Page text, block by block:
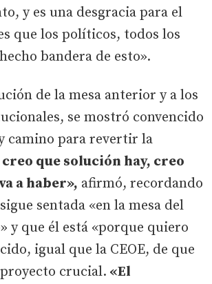
y es una desgracia para el
que los políticos, todos los
bandera de esto».
de la mesa anterior y a los
se mostró convencido
camino para revertir la
creo que solución hay, creo
a haber», afirmó, recordando
sentada «en la mesa del
y que él está «porque quiero
igual que la CEOE, de que
crucial. «El